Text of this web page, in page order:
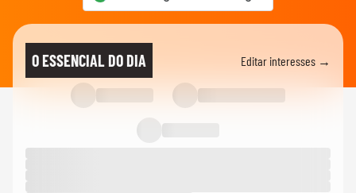
Cientista brasileiro que inovou ao elaborar
'mosquitos da dengue...
TERRA AGORA
Restrição dos celulares em salas de aula
de São Paulo: o que...
O ESSENCIAL DO DIA Editar interesses →